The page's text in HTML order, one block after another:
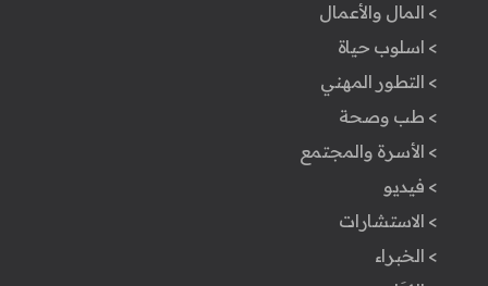
> المال والأعمال
> اسلوب حياة
> التطور المهني
> طب وصحة
> الأسرة والمجتمع
> فيديو
> الاستشارات
> الخبراء